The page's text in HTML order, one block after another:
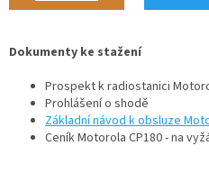
Dokumenty ke stažení
Prospekt k radiostanici
Prohlášení o shodě
Základní návod k obsluze
Ceník Motorola CP180 - na